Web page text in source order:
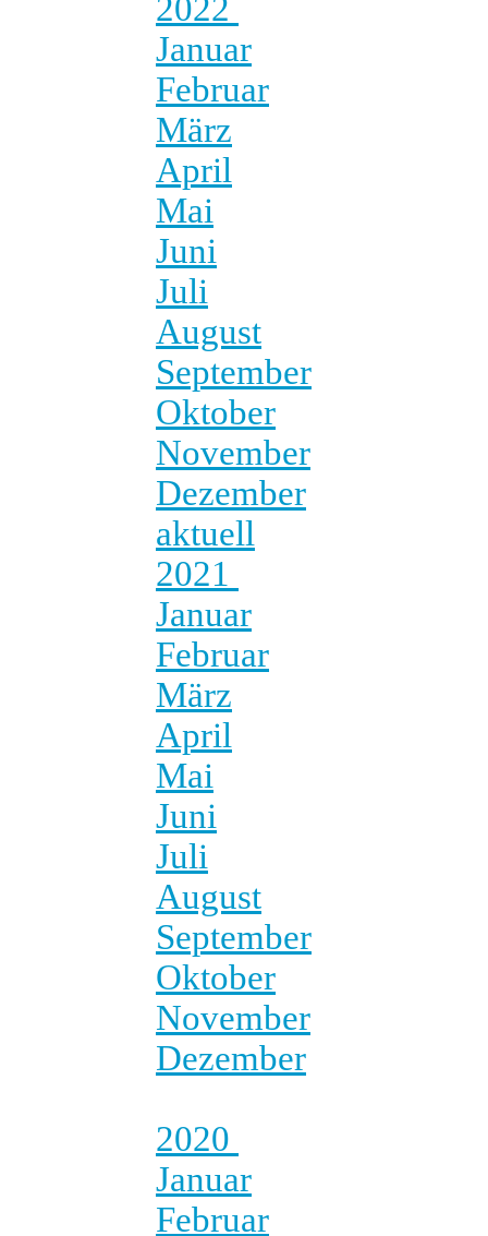
2022
Januar
Februar
März
April
Mai
Juni
Juli
August
September
Oktober
November
Dezember
aktuell
2021
Januar
Februar
März
April
Mai
Juni
Juli
August
September
Oktober
November
Dezember
2020
Januar
Februar